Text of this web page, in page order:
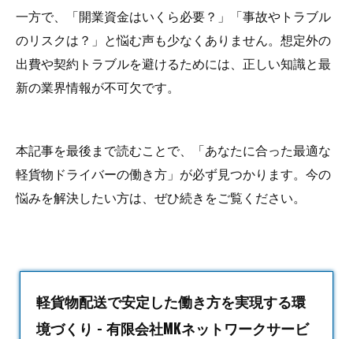
一方で、「開業資金はいくら必要？」「事故やトラブル
のリスクは？」と悩む声も少なくありません。想定外の
出費や契約トラブルを避けるためには、正しい知識と最
新の業界情報が不可欠です。
本記事を最後まで読むことで、「あなたに合った最適な
軽貨物ドライバーの働き方」が必ず見つかります。今の
悩みを解決したい方は、ぜひ続きをご覧ください。
軽貨物配送で安定した働き方を実現する環
境づくり - 有限会社MKネットワークサービ